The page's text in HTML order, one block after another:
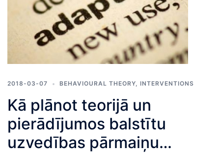
2018-03-07 BEHAVIOURAL THEORY, INTERVENTIONS
Kā plānot teorijā un
pierādījumos balstītu
uzvedības pārmaiņu